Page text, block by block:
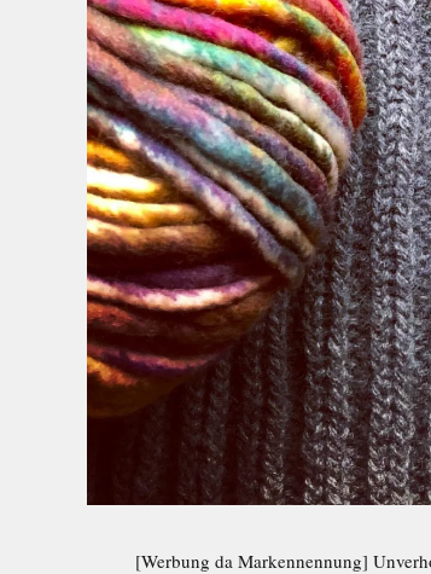
[Werbung da Markennennung]